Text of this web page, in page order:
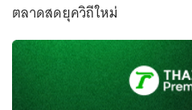
ตลาดสดยุควิถีใหม่